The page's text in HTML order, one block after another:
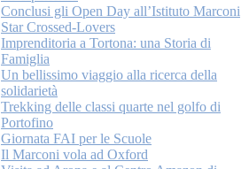
Conclusi gli Open Day all’Istituto Marconi
Star Crossed-Lovers
Imprenditoria a Tortona: una Storia di
Famiglia
Un bellissimo viaggio alla ricerca della
solidarietà
Trekking delle classi quarte nel golfo di
Portofino
Giornata FAI per le Scuole
Il Marconi vola ad Oxford